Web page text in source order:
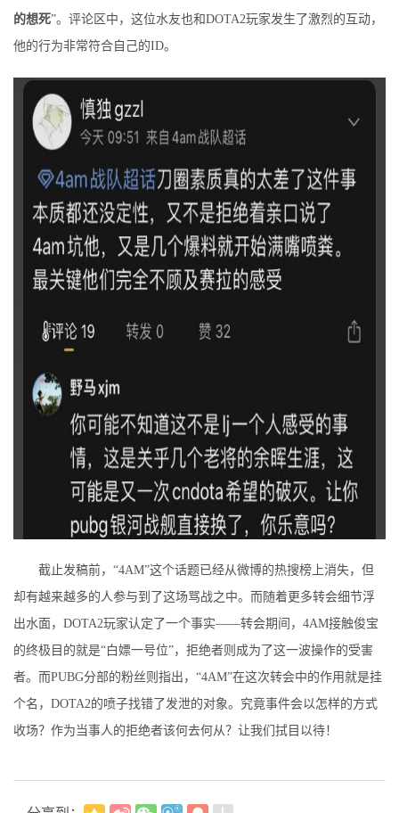
的想死​​​”。评论区中，这位水友也和DOTA2玩家发生了激烈的互动，
他的行为非常符合自己的ID。
截止发稿前，“4AM”这个话题已经从微博的热搜榜上消失，但
却有越来越多的人参与到了这场骂战之中。而随着更多转会细节浮
出水面，DOTA2玩家认定了一个事实——转会期间，4AM接触俊宝
的终极目的就是“白嫖一号位”，拒绝者则成为了这一波操作的受害
者。而PUBG分部的粉丝则指出，“4AM”在这次转会中的作用就是挂
个名，DOTA2的喷子找错了发泄的对象。究竟事件会以怎样的方式
收场？作为当事人的拒绝者该何去何从？让我们拭目以待！